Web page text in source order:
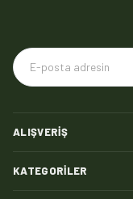
ALIŞVERIŞ
KATEGORILER